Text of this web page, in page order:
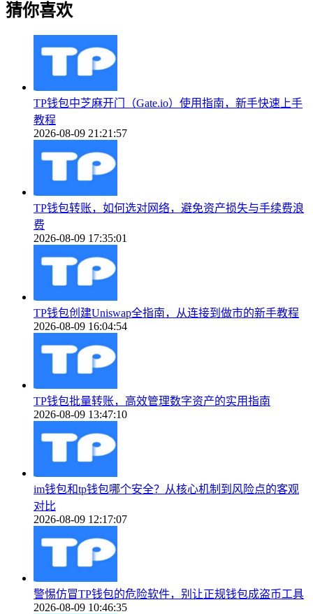
猜你喜欢
TP钱包中芝麻开门（Gate.io）使用指南，新手快速上手
教程
2026-08-09 21:21:57
TP钱包转账，如何选对网络，避免资产损失与手续费浪
费
2026-08-09 17:35:01
TP钱包创建Uniswap全指南，从连接到做市的新手教程
2026-08-09 16:04:54
TP钱包批量转账，高效管理数字资产的实用指南
2026-08-09 13:47:10
im钱包和tp钱包哪个安全？从核心机制到风险点的客观
对比
2026-08-09 12:17:07
警惕仿冒TP钱包的危险软件，别让正规钱包成盗币工具
2026-08-09 10:46:35